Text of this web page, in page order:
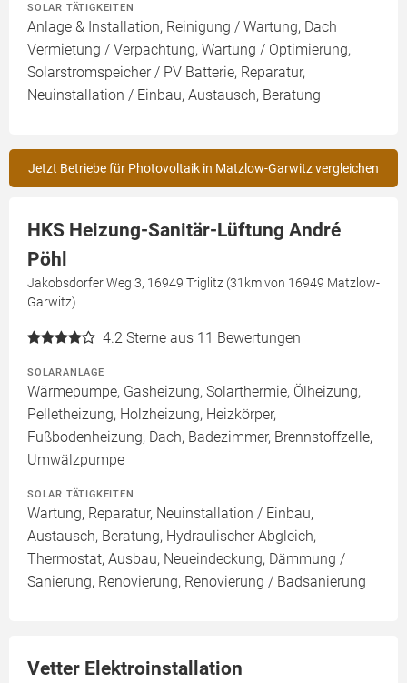
SOLAR TÄTIGKEITEN
Anlage & Installation, Reinigung / Wartung, Dach
Vermietung / Verpachtung, Wartung / Optimierung,
Solarstromspeicher / PV Batterie, Reparatur,
Neuinstallation / Einbau, Austausch, Beratung
Jetzt Betriebe für Photovoltaik in Matzlow-Garwitz vergleichen
HKS Heizung-Sanitär-Lüftung André
Pöhl
Jakobsdorfer Weg 3, 16949 Triglitz (31km von 16949 Matzlow-
Garwitz)
4.2 Sterne aus 11 Bewertungen
SOLARANLAGE
Wärmepumpe, Gasheizung, Solarthermie, Ölheizung,
Pelletheizung, Holzheizung, Heizkörper,
Fußbodenheizung, Dach, Badezimmer, Brennstoffzelle,
Umwälzpumpe
SOLAR TÄTIGKEITEN
Wartung, Reparatur, Neuinstallation / Einbau,
Austausch, Beratung, Hydraulischer Abgleich,
Thermostat, Ausbau, Neueindeckung, Dämmung /
Sanierung, Renovierung, Renovierung / Badsanierung
Vetter Elektroinstallation